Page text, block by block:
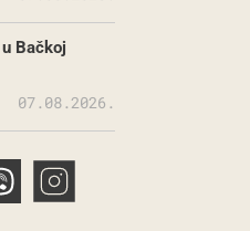
Bačkoj
07.08.2026.